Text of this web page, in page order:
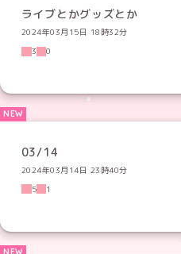
ライブとかグッズとか
2024年03月15日 18時32分
3
0
03/14
2024年03月14日 23時40分
5
1